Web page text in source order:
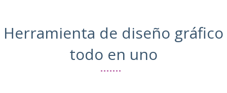
Herramienta de diseño gráfico
todo en uno